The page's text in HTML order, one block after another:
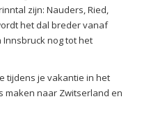
zijn: Nauders, Ried,
het dal breder vanaf
Innsbruck nog tot het
tijdens je vakantie in het
maken naar Zwitserland en